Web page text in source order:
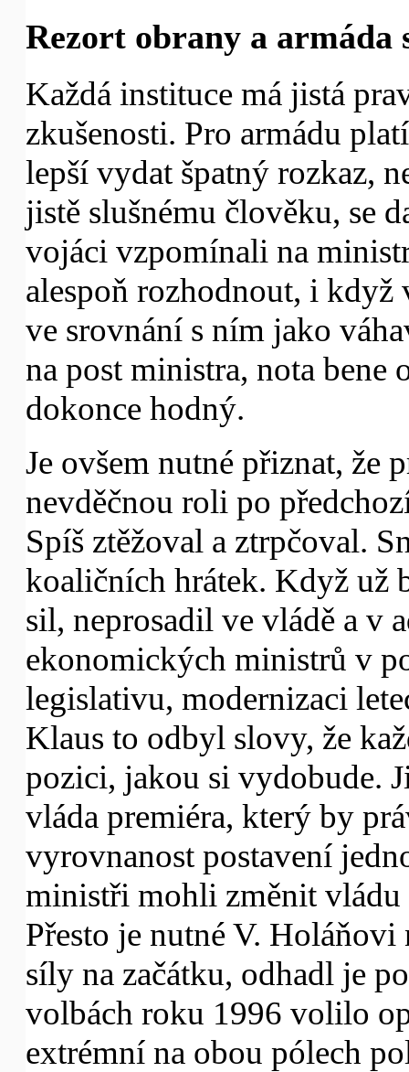
Rezort obrany a armáda
Každá instituce má jistá
zkušenosti. Pro armádu
lepší vydat špatný rozkaz,
jistě slušnému člověku, se
vojáci vzpomínali na
alespoň rozhodnout, i když
ve srovnání s ním jako
na post ministra, nota bene
dokonce hodný.
Je ovšem nutné přiznat, že
nevděčnou roli po
Spíš ztěžoval a ztrpčoval.
koaličních hrátek. Když už
sil, neprosadil ve vládě a v
ekonomických ministrů v
legislativu, modernizaci
Klaus to odbyl slovy, že
pozici, jakou si vydobude.
vláda premiéra, který by
vyrovnanost postavení
ministři mohli změnit vládu
Přesto je nutné V.
síly na začátku, odhadl je
volbách roku 1996 volilo
extrémní na obou pólech